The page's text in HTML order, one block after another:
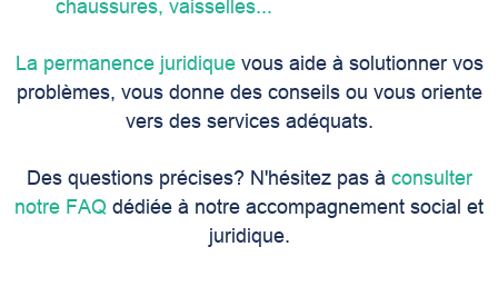
chaussures, vaisselles...
La permanence juridiquevous aide à solutionner vos
problèmes, vous donne des conseils ou vous oriente
vers des services adéquats.
Des questions précises? N'hésitez pas à consulter
notre FAQ dédiée à notre accompagnement social et
juridique.